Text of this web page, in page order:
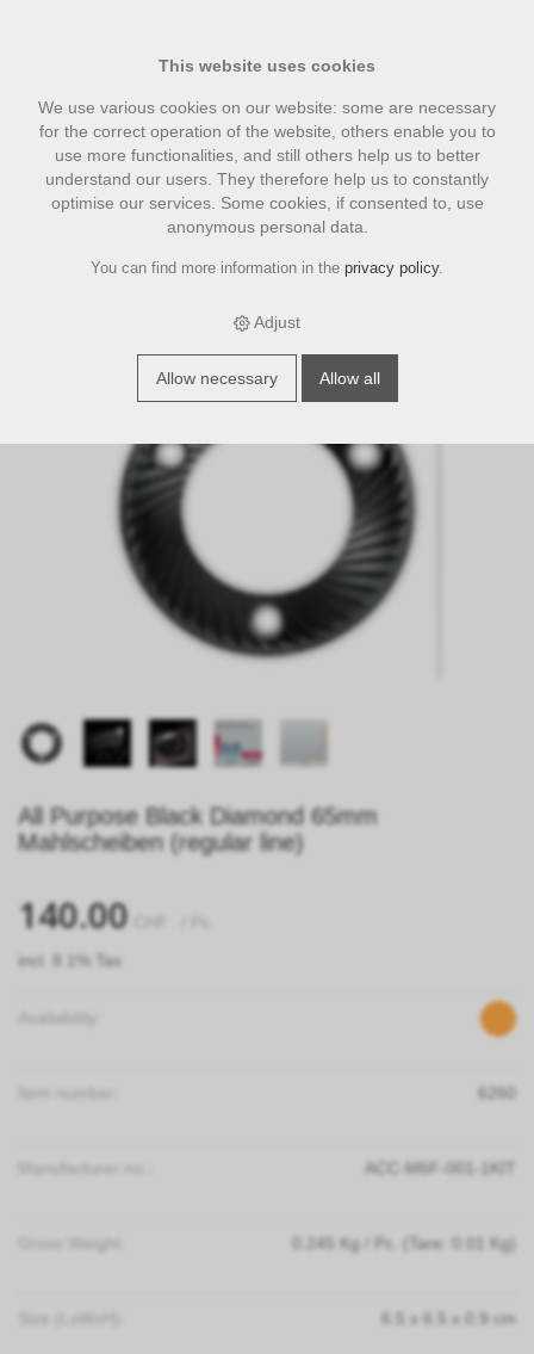
accesories › Eureka Zubehör ›
All Purpose Black
All Purpose Black Diamond 65mm
Mahlscheiben (regular line)
140.00
incl. 8.1% Tax
ACC-M6F-001-1KIT
0.245 Kg / Pc. (Tare: 0.01 Kg)
x x cm
This website uses cookies
We use various cookies on our website: some are necessary
for the correct operation of the website, others enable you to
use more functionalities, and still others help us to better
understand our users. They therefore help us to constantly
optimise our services. Some cookies, if consented to, use
anonymous personal data.
You can find more information in the privacy policy.
Adjust
Allow necessary Allow all